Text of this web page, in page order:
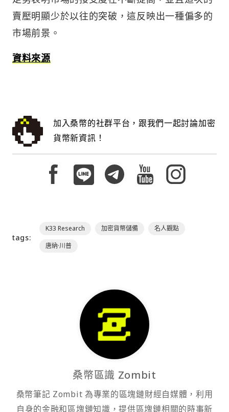
賣壓明顯少於以往的突破，這反映出一種偏多的
市場前景。
資料來源
加入桑幣的社群平台，跟我們一起討論加密
貨幣新資訊！
tags:
K33 Research 加密貨幣儲備
名人觀點
唐納·川普
桑幣區識 Zombit
桑幣筆記 Zombit 為專業的區塊鏈財經自媒體，利用
自身的金融和區塊鏈知識，提供區塊鏈相關的時事新